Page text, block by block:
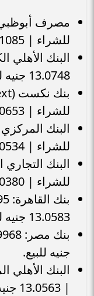
للشراء | 13.1085 جنيه للبيع.
13.0748 جنيه للبيع.
للشراء | 13.0653 جنيه للبيع.
للشراء | 13.0534 جنيه للبيع.
للشراء | 13.0380 جنيه للبيع.
13.0583 جنيه للبيع.
جنيه للبيع.
| 13.0563 جنيه للبيع.